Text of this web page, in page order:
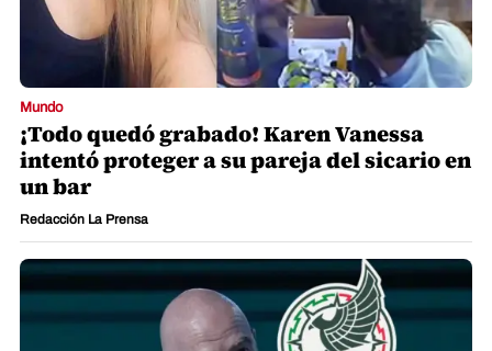
Mundo
¡Todo quedó grabado! Karen Vanessa
intentó proteger a su pareja del sicario en
un bar
Redacción La Prensa